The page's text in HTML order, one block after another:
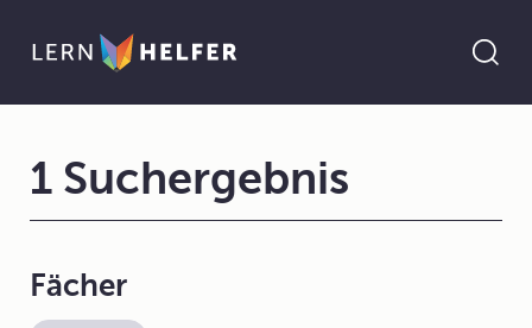
1 Suchergebnis
Fächer